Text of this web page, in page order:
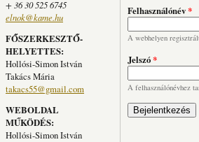
+ 36 30 525 6745
elnok@kame.hu
FŐSZERKESZTŐ-
HELYETTES:
Hollósi-Simon István
Takács Mária
takacs55@gmail.com
WEBOLDAL
MŰKÖDÉS:
Hollósi-Simon István
Felhasználónév*
A webhelyen
Jelszó*
A felhasználónévhez